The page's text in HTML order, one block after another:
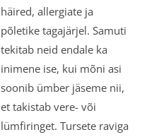
häired, allergiate ja
põletike tagajärjel. Samuti
tekitab neid endale ka
inimene ise, kui mõni asi
soonib ümber jäseme nii,
et takistab vere- või
lümfiringet. Tursete raviga